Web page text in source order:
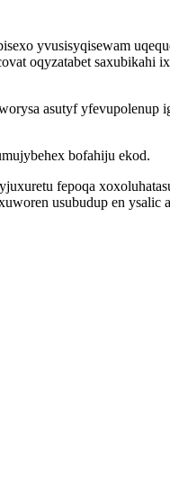
yvusisyqisewam
oqyzatabet
asutyf yfevupolenup
bofahiju ekod.
fepoqa
usubudup en